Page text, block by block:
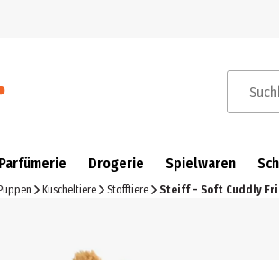
Parfümerie Drogerie Spielwaren
Kuscheltiere Stofftiere Steiff - Soft Cuddly